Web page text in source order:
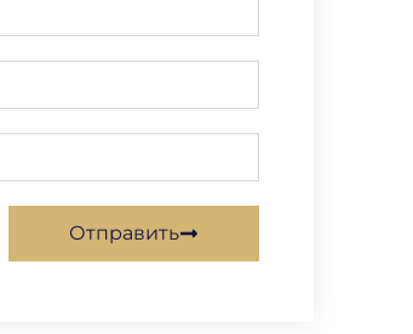
Отправить